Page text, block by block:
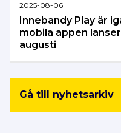
2025-08-06
Innebandy Play är
mobila appen
augusti
Gå till nyhetsarkiv